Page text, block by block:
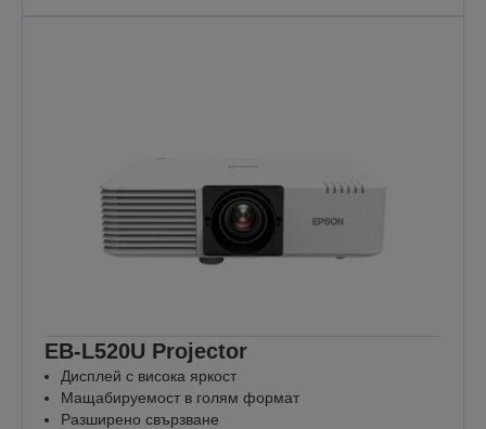
EB-L520U Projector
Дисплей с висока яркост
Мащабируемост в голям формат
Разширено свързване